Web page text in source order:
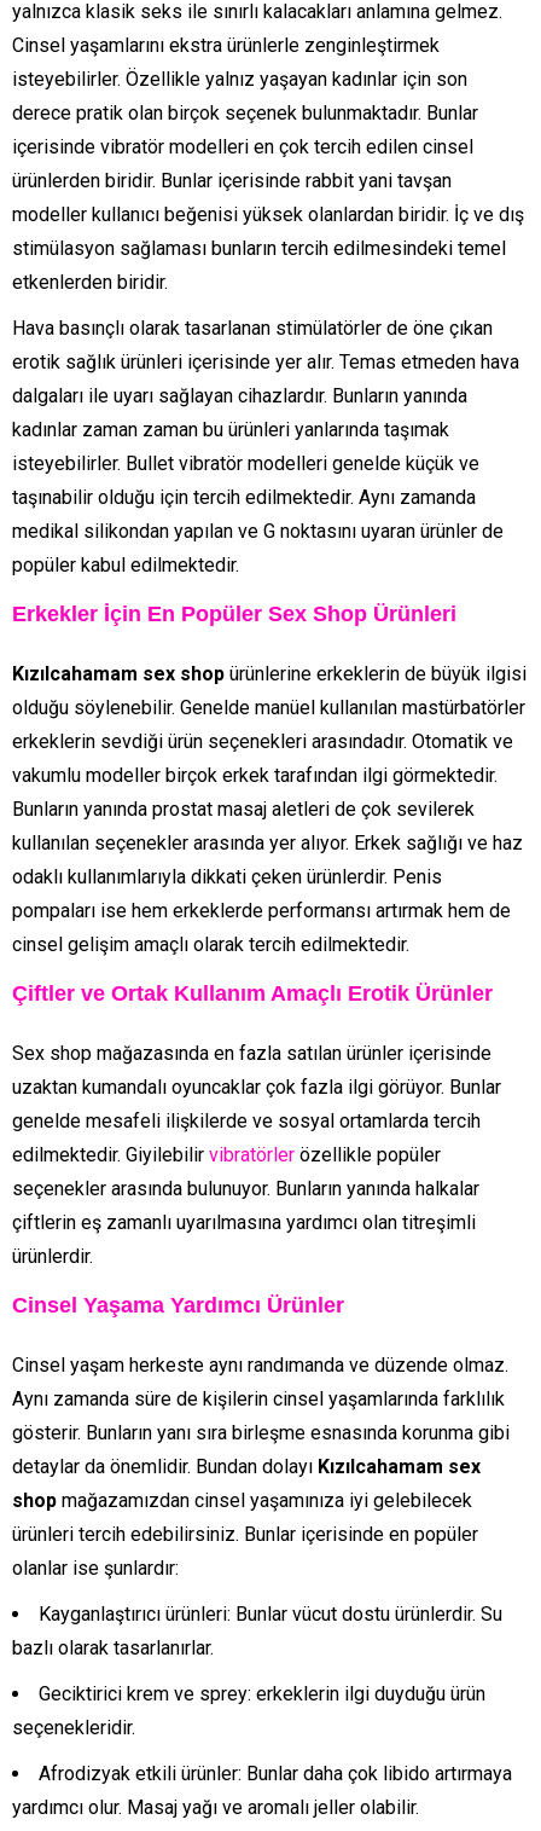
yalnızca klasik seks ile sınırlı kalacakları anlamına gelmez.
Cinsel yaşamlarını ekstra ürünlerle zenginleştirmek
isteyebilirler. Özellikle yalnız yaşayan kadınlar için son
derece pratik olan birçok seçenek bulunmaktadır. Bunlar
içerisinde vibratör modelleri en çok tercih edilen cinsel
ürünlerden biridir. Bunlar içerisinde rabbit yani tavşan
modeller kullanıcı beğenisi yüksek olanlardan biridir. İç ve dış
stimülasyon sağlaması bunların tercih edilmesindeki temel
etkenlerden biridir.
Hava basınçlı olarak tasarlanan stimülatörler de öne çıkan
erotik sağlık ürünleri içerisinde yer alır. Temas etmeden hava
dalgaları ile uyarı sağlayan cihazlardır. Bunların yanında
kadınlar zaman zaman bu ürünleri yanlarında taşımak
isteyebilirler. Bullet vibratör modelleri genelde küçük ve
taşınabilir olduğu için tercih edilmektedir. Aynı zamanda
medikal silikondan yapılan ve G noktasını uyaran ürünler de
popüler kabul edilmektedir.
Erkekler İçin En Popüler Sex Shop Ürünleri
Kızılcahamam sex shop ürünlerine erkeklerin de büyük ilgisi
olduğu söylenebilir. Genelde manüel kullanılan mastürbatörler
erkeklerin sevdiği ürün seçenekleri arasındadır. Otomatik ve
vakumlu modeller birçok erkek tarafından ilgi görmektedir.
Bunların yanında prostat masaj aletleri de çok sevilerek
kullanılan seçenekler arasında yer alıyor. Erkek sağlığı ve haz
odaklı kullanımlarıyla dikkati çeken ürünlerdir. Penis
pompaları ise hem erkeklerde performansı artırmak hem de
cinsel gelişim amaçlı olarak tercih edilmektedir.
Çiftler ve Ortak Kullanım Amaçlı Erotik Ürünler
Sex shop mağazasında en fazla satılan ürünler içerisinde
uzaktan kumandalı oyuncaklar çok fazla ilgi görüyor. Bunlar
genelde mesafeli ilişkilerde ve sosyal ortamlarda tercih
edilmektedir. Giyilebilir vibratörler özellikle popüler
seçenekler arasında bulunuyor. Bunların yanında halkalar
çiftlerin eş zamanlı uyarılmasına yardımcı olan titreşimli
ürünlerdir.
Cinsel Yaşama Yardımcı Ürünler
Cinsel yaşam herkeste aynı randımanda ve düzende olmaz.
Aynı zamanda süre de kişilerin cinsel yaşamlarında farklılık
gösterir. Bunların yanı sıra birleşme esnasında korunma gibi
detaylar da önemlidir. Bundan dolayı Kızılcahamam sex
shop mağazamızdan cinsel yaşamınıza iyi gelebilecek
ürünleri tercih edebilirsiniz. Bunlar içerisinde en popüler
olanlar ise şunlardır:
Kayganlaştırıcı ürünleri: Bunlar vücut dostu ürünlerdir. Su
bazlı olarak tasarlanırlar.
Geciktirici krem ve sprey: erkeklerin ilgi duyduğu ürün
seçenekleridir.
Afrodizyak etkili ürünler: Bunlar daha çok libido artırmaya
yardımcı olur. Masaj yağı ve aromalı jeller olabilir.